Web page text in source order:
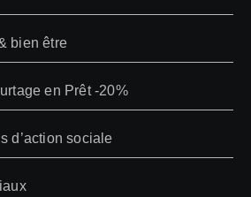
bien être
en Prêt -20%
d’action sociale